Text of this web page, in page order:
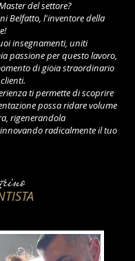
del settore?
Belfatto, l'inventore della
insegnamenti, uniti
passione per questo lavoro,
di gioia straordinario
ti permette di scoprire
possa ridare volume
rigenerandola
radicalmente il tuo